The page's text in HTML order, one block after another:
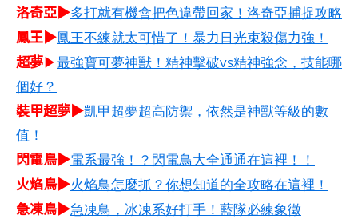
洛奇亞▶多打就有機會把色違帶回家！洛奇亞捕捉攻略
鳳王▶鳳王不練就太可惜了！暴力日光束殺傷力強！
超夢▶最強寶可夢神獸！精神擊破vs精神強念，技能哪
個好？
裝甲超夢▶凱甲超夢超高防禦，依然是神獸等級的數
值！
閃電鳥▶電系最強！？閃電鳥大全通通在這裡！！
火焰鳥▶火焰鳥怎麼抓？你想知道的全攻略在這裡！
急凍鳥▶急凍鳥，冰凍系好打手！藍隊必練象徵